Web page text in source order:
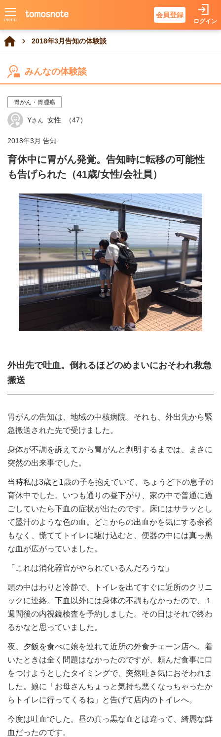
会員登録
ログイン
2018年3月告知の体験談
みんなの体験談
胃がん・胃腫瘍
Yさん 女性 （47）
2018年3月 告知
育休中に胃がん発覚。告知時に転移の可能性
も告げられた（41歳/女性/会社員）
外出先で吐血。倒れるほどのめまいにおそわれ救急
搬送
胃がんの告知は、地域の中核病院。それも、外出先から緊
急搬送された先で受けました。
身体が不調を訴えてから胃がんと判明するまでは、まさに
突然の出来事でした。
当時私は3歳と1歳の子を抱えていて、ちょうど下の息子の
育休中でした。いつも通りの昼下がり、家の中で普通に過
ごしていたら下血の症状が出たのです。床にはサラッとし
て墨汁のような色の血。どこからの出血かを気にする余裕
もなく、慌ててトイレに駆け込むと、便器の中には真っ黒
な血が広がっていました。
「これは消化器官がやられているんだろうな」
頭の中はわりと冷静で、トイレを出てすぐに近所のクリニ
ックに連絡。下血以外には身体の不調もなかったので、１
週間後の内視鏡検査を予約しました。その日はそれで終わ
るかなと思っていました。
夜、夕飯を食べに娘を連れて近所の外食チェーン店へ。着
いたときは全く問題はなかったのですが、頼んだ食事に口
をつけようとしたタイミングで、突然吐き気におそわれま
した。娘に「お母さんちょっと気持ち悪くなっちゃったか
らトイレに行ってくるね」と告げて店内のトイレへ。
今度は吐血でした。昼の真っ黒な血とは違って、綺麗な鮮
血だったのです。